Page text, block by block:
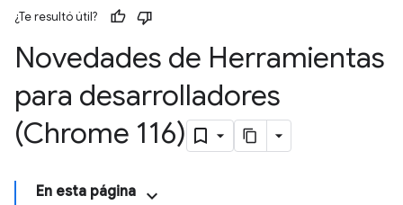
¿Te resultó útil?
Novedades de Herramientas
para desarrolladores
(Chrome 116)
En esta página